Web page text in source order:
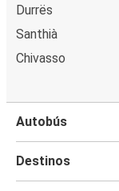
Durrës
Santhià
Chivasso
Autobús
Destinos